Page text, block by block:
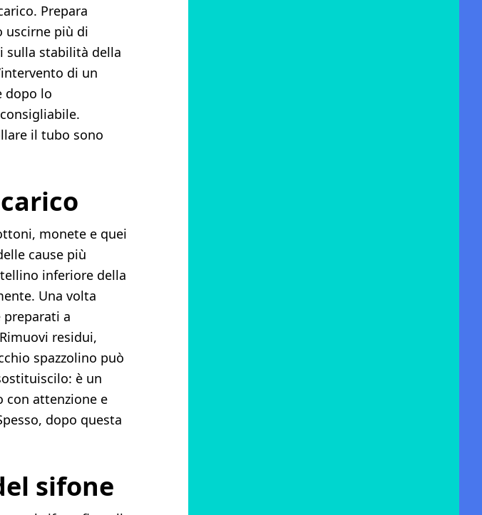
Prepara
uscirne più di
sulla stabilità della
di un
dopo lo
il tubo sono
monete e quei
cause più
inferiore della
Una volta
a
residui,
spazzolino può
è un
con attenzione e
dopo questa
sifone